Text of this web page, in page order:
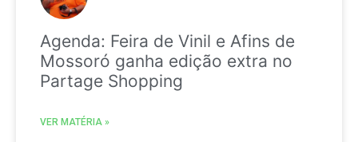
Agenda: Feira de Vinil e Afins de
Mossoró ganha edição extra no
Partage Shopping
VER MATÉRIA »